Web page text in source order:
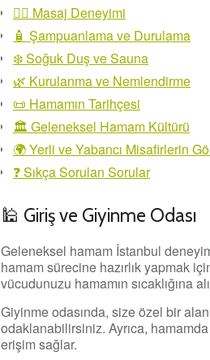
💆‍♂️ Masaj Deneyimi
🧴 Şampuanlama ve Durulama
❄️ Soğuk Duş ve Sauna
🌿 Kurulanma ve Nemlendirme
📜 Hamamın Tarihçesi
🏛️ Geleneksel Hamam Kültürü
🌍 Yerli ve Yabancı Misafirlerin
❓ Sıkça Sorulan Sorular
🕌 Giriş ve Giyinme Odası
Geleneksel hamam İstanbul
hamam sürecine hazırlık yapmak
vücudunuzu hamamın sıcaklığına
Giyinme odasında, size özel bir
odaklanabilirsiniz. Ayrıca,
erişim sağlar.